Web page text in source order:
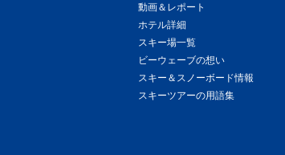
動画＆レポート
ホテル詳細
スキー場一覧
ビーウェーブの想い
スキー＆スノーボード情報
スキーツアーの用語集